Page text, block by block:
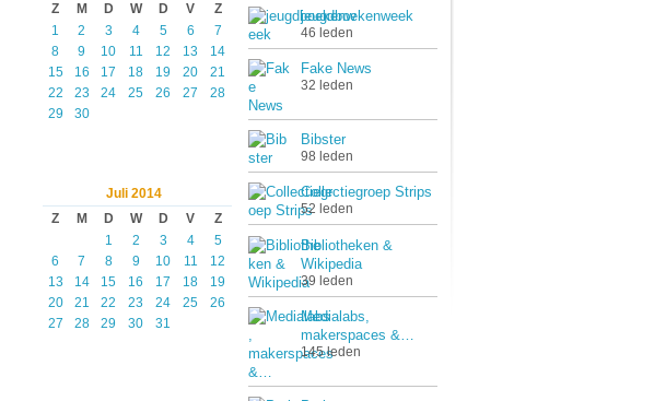
Z
M D W D V
Z
1
2 3 4 5 6
7
8
9 10 11 12 13
14
15
16 17 18 19 20
21
22
23 24 25 26 27
28
29
30
Juli 2014
Z
M D W D V
Z
1
2 3 4
5
6
7 8 9 10 11
12
13
14 15 16 17 18
19
20
21 22 23 24 25
26
27
28 29 30 31
jeugdboekenweek
46 leden
Fake News
32 leden
Bibster
98 leden
Collectiegroep Strips
52 leden
Bibliotheken &
Wikipedia
39 leden
Medialabs,
makerspaces &…
145 leden